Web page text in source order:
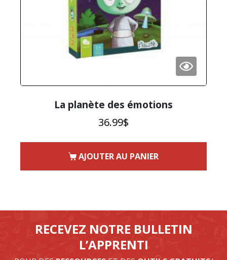
La planète des émotions
36.99$
AJOUTER AU PANIER
RECEVEZ NOTRE BULLETIN
L’APPRENTI